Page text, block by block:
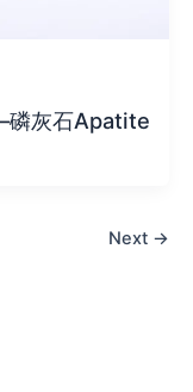
磷灰石Apatite
Next →